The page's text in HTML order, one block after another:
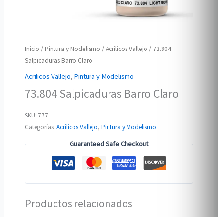
Inicio / Pintura y Modelismo /Acrilicos Vallejo / 73.804
Salpicaduras Barro Claro
Acrilicos Vallejo, Pintura y Modelismo
73.804 Salpicaduras Barro Claro
SKU: 777
Categorías:Acrilicos Vallejo,Pintura y Modelismo
Guaranteed Safe Checkout
Productos relacionados